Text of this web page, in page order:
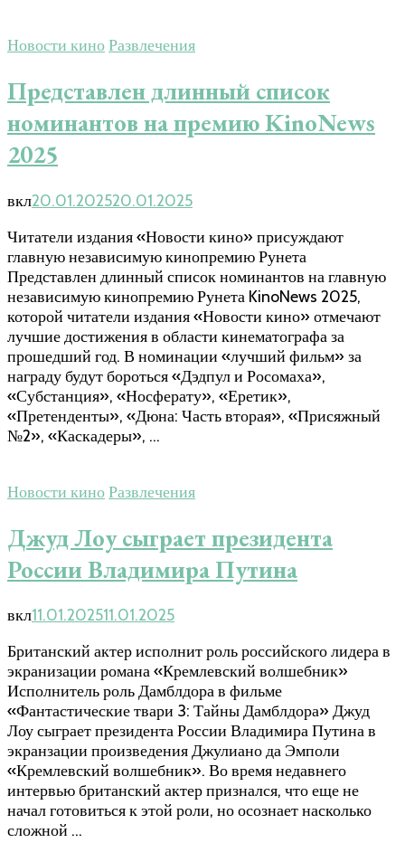
Новости киноРазвлечения
Представлен длинный список
номинантов на премию KinoNews
2025
вкл20.01.202520.01.2025
Читатели издания «Новости кино» присуждают
главную независимую кинопремию Рунета
Представлен длинный список номинантов на главную
независимую кинопремию Рунета KinoNews 2025,
которой читатели издания «Новости кино» отмечают
лучшие достижения в области кинематографа за
прошедший год. В номинации «лучший фильм» за
награду будут бороться «Дэдпул и Росомаха»,
«Субстанция», «Носферату», «Еретик»,
«Претенденты», «Дюна: Часть вторая», «Присяжный
№2», «Каскадеры», …
Новости киноРазвлечения
Джуд Лоу сыграет президента
России Владимира Путина
вкл11.01.202511.01.2025
Британский актер исполнит роль российского лидера в
экранизации романа «Кремлевский волшебник»
Исполнитель роль Дамблдора в фильме
«Фантастические твари 3: Тайны Дамблдора» Джуд
Лоу сыграет президента России Владимира Путина в
экранзации произведения Джулиано да Эмполи
«Кремлевский волшебник». Во время недавнего
интервью британский актер признался, что еще не
начал готовиться к этой роли, но осознает насколько
сложной …